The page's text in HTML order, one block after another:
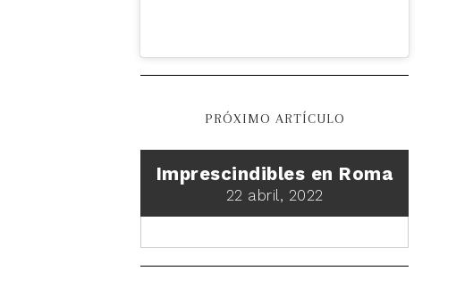
PRÓXIMO ARTÍCULO
Imprescindibles en Roma
22 abril, 2022